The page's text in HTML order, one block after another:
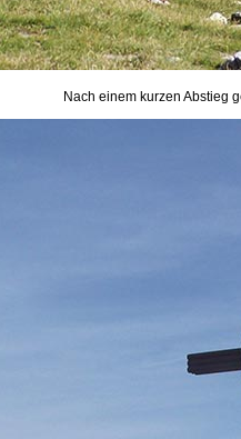
Nach einem kurzen Abstieg